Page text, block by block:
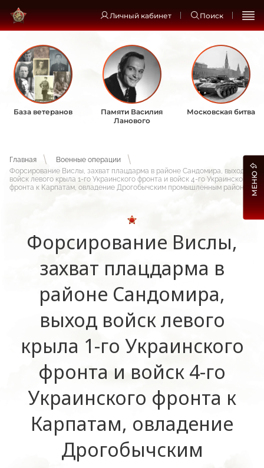
Личный кабинет Поиск
База ветеранов
Памяти Василия
Ланового
Московская битва
Главная
Военные операции
Форсирование Вислы, захват плацдарма в районе Сандомира, выход
войск левого крыла 1-го Украинского фронта и войск 4-го Украинского
фронта к Карпатам, овладение Дрогобычским промышленным районом
Форсирование Вислы,
захват плацдарма в
районе Сандомира,
выход войск левого
крыла 1-го Украинского
фронта и войск 4-го
Украинского фронта к
Карпатам, овладение
Дрогобычским
МЕНЮ